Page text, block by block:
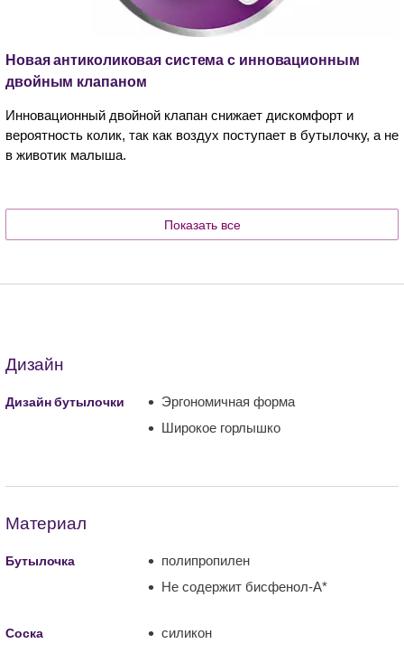
Новая антиколиковая система с инновационным
двойным клапаном
Инновационный двойной клапан снижает дискомфорт и
вероятность колик, так как воздух поступает в бутылочку, а не
в животик малыша.
Показать все
Дизайн
Дизайн бутылочки
Эргономичная форма
Широкое горлышко
Материал
Бутылочка
полипропилен
Не содержит бисфенол-А*
Соска
силикон